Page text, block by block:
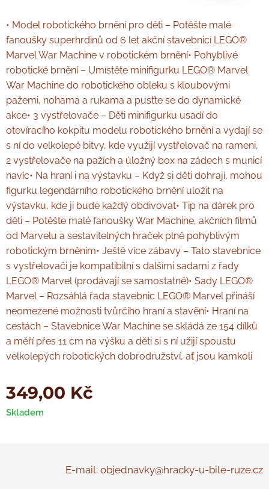
• Model robotického brnění pro děti – Potěšte malé
fanoušky superhrdinů od 6 let akční stavebnicí LEGO®
Marvel War Machine v robotickém brnění• Pohyblivé
robotické brnění – Umístěte minifigurku LEGO® Marvel
War Machine do robotického obleku s kloubovými
pažemi, nohama a rukama a pusťte se do dynamické
akce• 3 vystřelovače – Děti minifigurku usadí do
otevíracího kokpitu modelu robotického brnění a vydají se
s ní do velkolepé bitvy, kde využijí vystřelovač na rameni,
2 vystřelovače na pažích a úložný box na zádech s municí
navíc• Na hraní i na výstavku – Když si děti dohrají, mohou
figurku legendárního robotického brnění uložit na
výstavku, kde ji bude každý obdivovat• Tip na dárek pro
děti – Potěšte malé fanoušky War Machine, akčních filmů
od Marvelu a sestavitelných hraček plně pohyblivým
robotickým brněním• Ještě více zábavy – Tato stavebnice
s vystřelovači je kompatibilní s dalšími sadami z řady
LEGO® Marvel (prodávají se samostatně)• Sady LEGO®
Marvel – Rozsáhlá řada stavebnic LEGO® Marvel přináší
neomezené možnosti tvůrčího hraní a stavění• Hraní na
cestách – Stavebnice War Machine se skládá ze 154 dílků
a měří přes 11 cm na výšku a děti si s ní užijí spoustu
velkolepých robotických dobrodružství, ať jsou kamkoli
349,00 Kč
Skladem
E-mail: objednavky@hracky-u-bile-ruze.cz